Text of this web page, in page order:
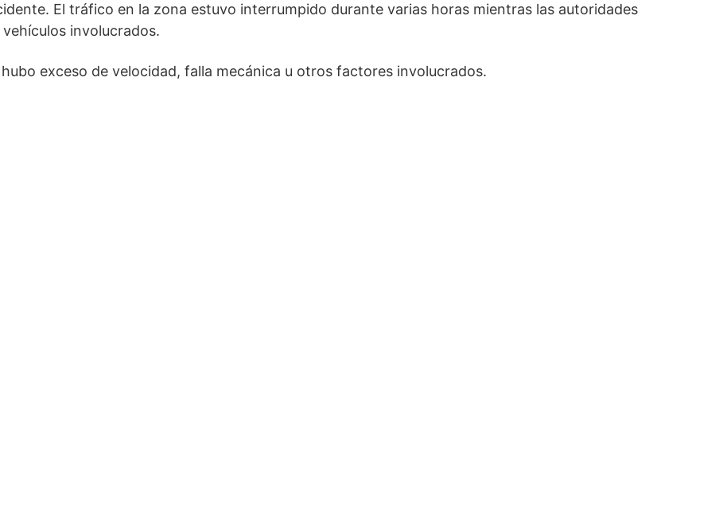
El tráfico en la zona estuvo interrumpido durante varias horas mientras las autoridades
involucrados.
exceso de velocidad, falla mecánica u otros factores involucrados.